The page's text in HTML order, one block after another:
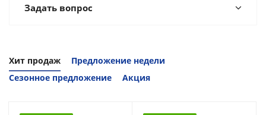
Задать вопрос
Хит продаж
Предложение недели
Сезонное предложение
Акция